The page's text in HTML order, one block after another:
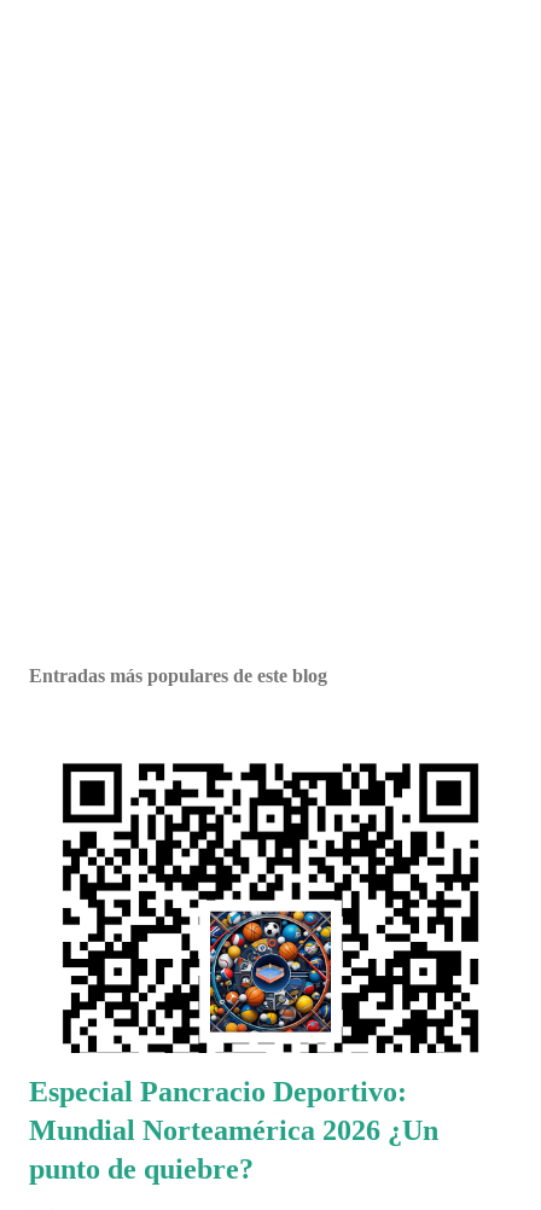
Entradas más populares de este blog
Especial Pancracio Deportivo:
Mundial Norteamérica 2026 ¿Un
punto de quiebre?